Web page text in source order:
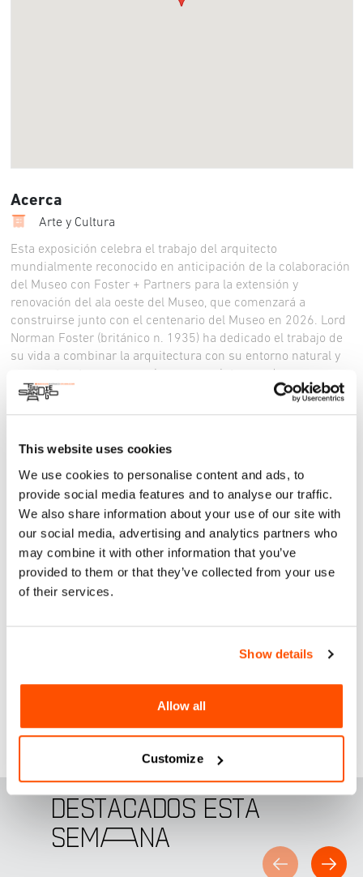
This website uses cookies
We use cookies to personalise content and ads, to
provide social media features and to analyse our traffic.
We also share information about your use of our site with
our social media, advertising and analytics partners who
may combine it with other information that you’ve
provided to them or that they’ve collected from your use
of their services.
Show details
Allow all
Customize
Acerca
Arte y Cultura
Esta exposición celebra el trabajo del arquitecto
mundialmente reconocido en anticipación de la colaboración
del Museo con Foster + Partners para la extensión y
renovación del ala oeste del Museo, que comenzará a
construirse junto con el centenario del Museo en 2026. Lord
Norman Foster (británico n. 1935) ha dedicado el trabajo de
su vida a combinar la arquitectura con su entorno natural y
holística con sus contextos históricos. Al mismo tiempo,
dieron lugar a importantes proyectos de Foster + Partners en
Centros Culturales; Unificación de lo Viejo y lo Nuevo; y
Abrazando el Medio Ambiente. La sostenibilidad es un tema
común en todas las secciones.
Para más información:
Facebook
DESTACADOS ESTA
SEMANA